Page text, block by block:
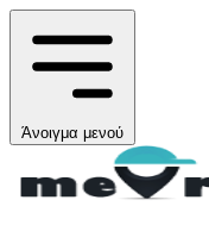
Άνοιγμα μενού